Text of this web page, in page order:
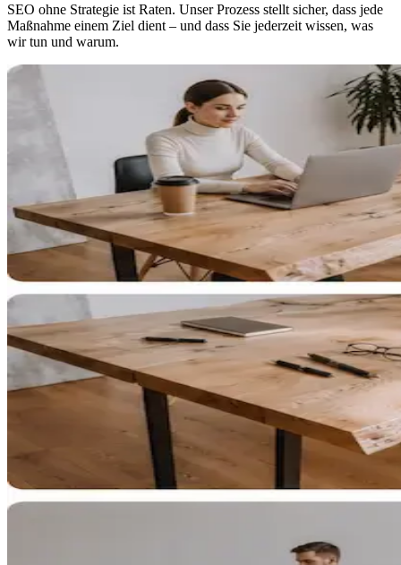
SEO ohne Strategie ist Raten. Unser Prozess stellt sicher, dass jede
Maßnahme einem Ziel dient – und dass Sie jederzeit wissen, was
wir tun und warum.